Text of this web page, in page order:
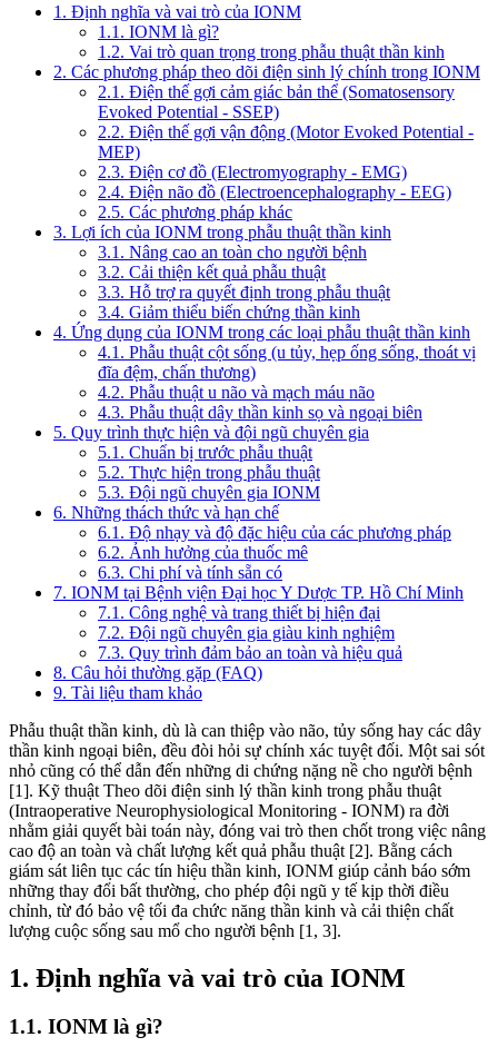
1. Định nghĩa và vai trò của IONM
1.1. IONM là gì?
1.2. Vai trò quan trọng trong phẫu thuật thần kinh
2. Các phương pháp theo dõi điện sinh lý chính trong IONM
2.1. Điện thế gợi cảm giác bản thể (Somatosensory
Evoked Potential - SSEP)
2.2. Điện thế gợi vận động (Motor Evoked Potential -
MEP)
2.3. Điện cơ đồ (Electromyography - EMG)
2.4. Điện não đồ (Electroencephalography - EEG)
2.5. Các phương pháp khác
3. Lợi ích của IONM trong phẫu thuật thần kinh
3.1. Nâng cao an toàn cho người bệnh
3.2. Cải thiện kết quả phẫu thuật
3.3. Hỗ trợ ra quyết định trong phẫu thuật
3.4. Giảm thiểu biến chứng thần kinh
4. Ứng dụng của IONM trong các loại phẫu thuật thần kinh
4.1. Phẫu thuật cột sống (u tủy, hẹp ống sống, thoát vị
đĩa đệm, chấn thương)
4.2. Phẫu thuật u não và mạch máu não
4.3. Phẫu thuật dây thần kinh sọ và ngoại biên
5. Quy trình thực hiện và đội ngũ chuyên gia
5.1. Chuẩn bị trước phẫu thuật
5.2. Thực hiện trong phẫu thuật
5.3. Đội ngũ chuyên gia IONM
6. Những thách thức và hạn chế
6.1. Độ nhạy và độ đặc hiệu của các phương pháp
6.2. Ảnh hưởng của thuốc mê
6.3. Chi phí và tính sẵn có
7. IONM tại Bệnh viện Đại học Y Dược TP. Hồ Chí Minh
7.1. Công nghệ và trang thiết bị hiện đại
7.2. Đội ngũ chuyên gia giàu kinh nghiệm
7.3. Quy trình đảm bảo an toàn và hiệu quả
8. Câu hỏi thường gặp (FAQ)
9. Tài liệu tham khảo
Phẫu thuật thần kinh, dù là can thiệp vào não, tủy sống hay các dây
thần kinh ngoại biên, đều đòi hỏi sự chính xác tuyệt đối. Một sai sót
nhỏ cũng có thể dẫn đến những di chứng nặng nề cho người bệnh
[1]. Kỹ thuật Theo dõi điện sinh lý thần kinh trong phẫu thuật
(Intraoperative Neurophysiological Monitoring - IONM) ra đời
nhằm giải quyết bài toán này, đóng vai trò then chốt trong việc nâng
cao độ an toàn và chất lượng kết quả phẫu thuật [2]. Bằng cách
giám sát liên tục các tín hiệu thần kinh, IONM giúp cảnh báo sớm
những thay đổi bất thường, cho phép đội ngũ y tế kịp thời điều
chỉnh, từ đó bảo vệ tối đa chức năng thần kinh và cải thiện chất
lượng cuộc sống sau mổ cho người bệnh [1, 3].
1. Định nghĩa và vai trò của IONM
1.1. IONM là gì?